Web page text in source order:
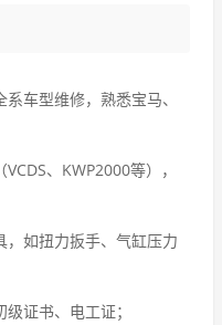
车型维修，熟悉宝马、
、KWP2000等），
，如扭力扳手、气缸压力
证书、电工证；